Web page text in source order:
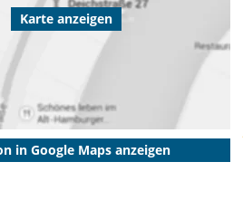
Karte anzeigen
in Google Maps anzeigen